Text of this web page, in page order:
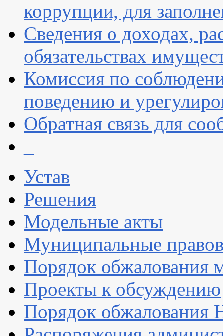
коррупции, для
Сведения о доходах,
обязательствах
Комиссия по
поведению и
Обратная связь для
Устав
Решения
Модельные акты
Муниципальные
Порядок обжалования
Проекты к обсуждению
Порядок